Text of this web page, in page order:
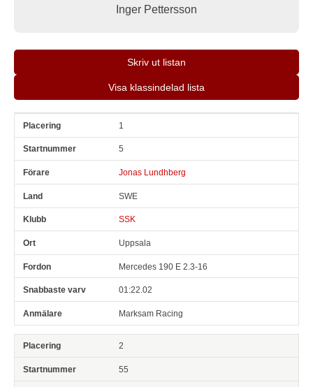
Inger Pettersson
Skriv ut listan
Visa klassindelad lista
Pl Snr 1
5
Jonas Lundhberg
SWE
SSK
Uppsala
Mercedes 190 E 2.3-16
01:22.02
Marksam Racing
2
55